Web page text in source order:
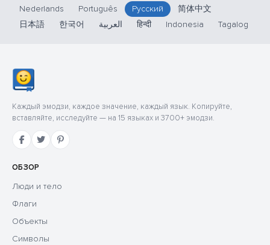
Nederlands
Português Русский
简体中文
日本語
한국어 العربية हिन्दी Indonesia Tagalog
Каждый эмодзи, каждое значение, каждый язык. Копируйте,
вставляйте, исследуйте — на 15 языках и 3700+ эмодзи.
ОБЗОР
Люди и тело
Флаги
Объекты
Символы